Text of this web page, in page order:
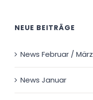
NEUE BEITRÄGE
News Februar / März
News Januar